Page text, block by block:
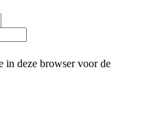
in deze browser voor de